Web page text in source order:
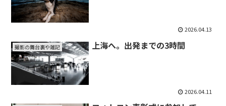
2026.04.13
撮影の舞台裏や雑記 上海へ。出発までの3時間
2026.04.11